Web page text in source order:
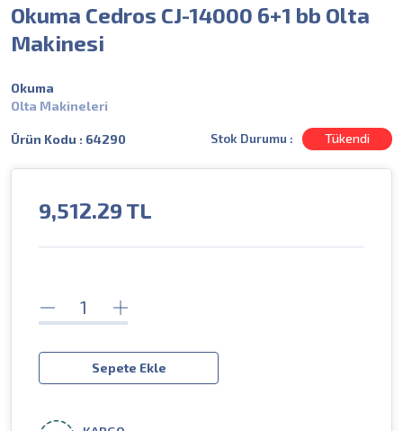
Okuma Cedros CJ-14000 6+1 bb Olta
Makinesi
Okuma
Olta Makineleri
Ürün Kodu : 64290 Stok Durumu : Tükendi
9,512.29 TL
Sepete Ekle